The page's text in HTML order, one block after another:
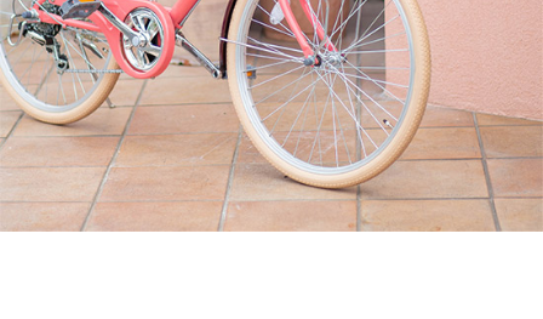
Norwayシリーズ
eVita
コンテンツ